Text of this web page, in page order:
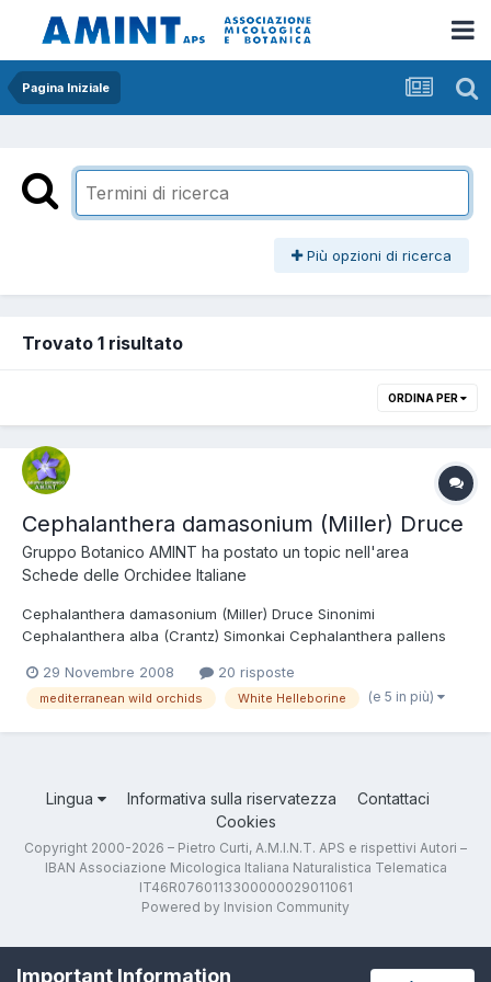
Pagina Iniziale
Più opzioni di ricerca
Trovato 1 risultato
ORDINA PER
Cephalanthera damasonium (Miller) Druce
Gruppo Botanico AMINT ha postato un topic nell'area
Schede delle Orchidee Italiane
Cephalanthera damasonium (Miller) Druce Sinonimi
Cephalanthera alba (Crantz) Simonkai Cephalanthera pallens
grandiflora S.F. Gray Serapias damasonium Miller Epipactis alba
Cranz Tassonomia Regno: Plantae Divisione: Magnoliophyta
29 Novembre 2008 20 risposte
mediterranean wild orchids White Helleborine (e 5 in più)
Lingua Informativa sulla riservatezza
Contattaci
Cookies
Copyright 2000-2026 – Pietro Curti, A.M.I.N.T. APS e rispettivi Autori –
IBAN Associazione Micologica Italiana Naturalistica Telematica
IT46R0760113300000029011061
Powered by Invision Community
Important Information